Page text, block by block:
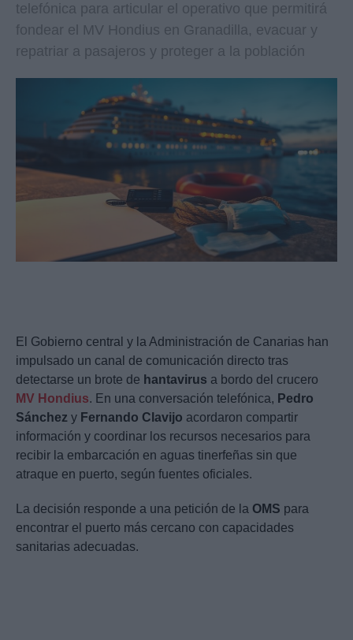
telefónica para articular el operativo que permitirá
fondear el MV Hondius en Granadilla, evacuar y
repatriar a pasajeros y proteger a la población
El Gobierno central y la Administración de Canarias han
impulsado un canal de comunicación directo tras
detectarse un brote de hantavirus a bordo del crucero
MV Hondius. En una conversación telefónica, Pedro
Sánchez y Fernando Clavijo acordaron compartir
información y coordinar los recursos necesarios para
recibir la embarcación en aguas tinerfeñas sin que
atraque en puerto, según fuentes oficiales.
La decisión responde a una petición de la OMS para
encontrar el puerto más cercano con capacidades
sanitarias adecuadas.